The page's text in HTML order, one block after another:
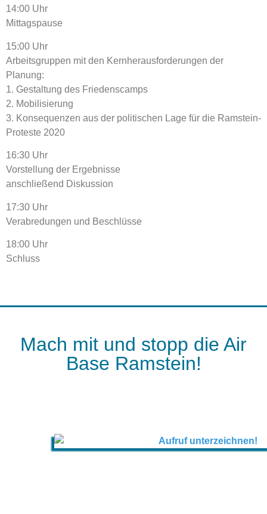
14:00 Uhr
Mittagspause
15:00 Uhr
Arbeitsgruppen mit den Kernherausforderungen der
Planung:
1. Gestaltung des Friedenscamps
2. Mobilisierung
3. Konsequenzen aus der politischen Lage für die Ramstein-
Proteste 2020
16:30 Uhr
Vorstellung der Ergebnisse
anschließend Diskussion
17:30 Uhr
Verabredungen und Beschlüsse
18:00 Uhr
Schluss
Mach mit und stopp die Air
Base Ramstein!